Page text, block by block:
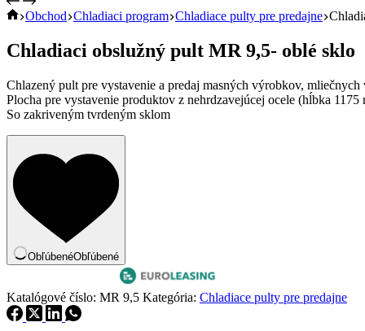
Home
Obchod Chladiaci program Chladiace pulty pre predajne
Chladiaci obslužný pult MR 9,5- oblé sklo
Chlazený pult pre vystavenie a predaj masných výrobkov, mliečnych
Plocha pre vystavenie produktov z nehrdzavejúcej ocele (hĺbka 1175
So zakriveným tvrdeným sklom
ObľúbenéObľúbené
Katalógové číslo: MR 9,5 Kategória: Chladiace pulty pre predajne